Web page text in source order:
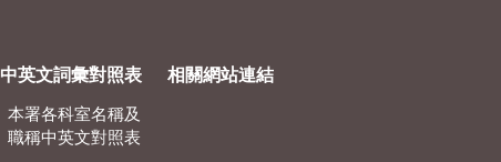
中英文詞彙對照表
本署各科室名稱及
職稱中英文對照表
相關網站連結